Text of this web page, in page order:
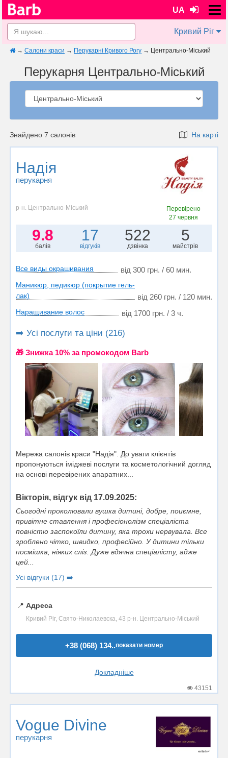
UA
Кривий Ріг
→ Салони краси → Перукарні Кривого Рогу → Центрально-Міський
Перукарня Центрально-Міський
Знайдено 7 салонів На карті
Надія
перукарня
р-н. Центрально-Міський
Перевірено
27 червня
9.8
балів
17
відгуків
522
дзвінка
5
майстрів
Все виды окрашивания від 300 грн. / 60 мин.
Маникюр, педикюр (покрытие гель-
лак)
від 260 грн. / 120 мин.
Наращивание волос від 1700 грн. / 3 ч.
➡️ Усі послуги та ціни (216)
🎁 Знижка 10% за промокодом Barb
Мережа салонів краси "Надія". До уваги клієнтів
пропонуються іміджеві послуги та косметологічний догляд
на основі перевірених апаратних...
Вікторія, відгук від 17.09.2025:
Сьогодні проколювали вушка дитині, добре, поиємне,
привітне ставлення і професіонолізм спеціаліста
повністю заспокоїли дитину, яка трохи нервувала. Все
зроблено чітко, швидко, професійно. У дитини тільки
посмішка, ніяких сліз. Дуже вдячна спеціалісту, адже
цей...
Усі відгуки (17) ➡️
📍 Адреса
Кривий Ріг, Свято-Николаевска, 43 р-н. Центрально-Міський
+38 (068) 134..показати номер
Докладніше
43151
Vogue Divine
перукарня